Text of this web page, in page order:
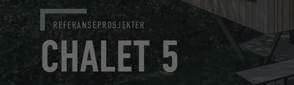
CHALET 5
REFERANSEPROSJEKTER